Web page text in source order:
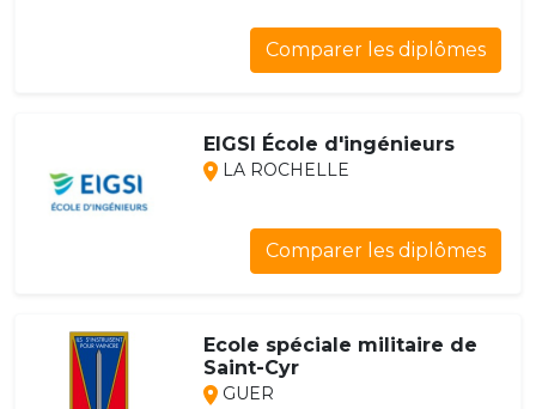
Comparer les diplômes
EIGSI École d'ingénieurs
LA ROCHELLE
Comparer les diplômes
Ecole spéciale militaire de
Saint-Cyr
GUER